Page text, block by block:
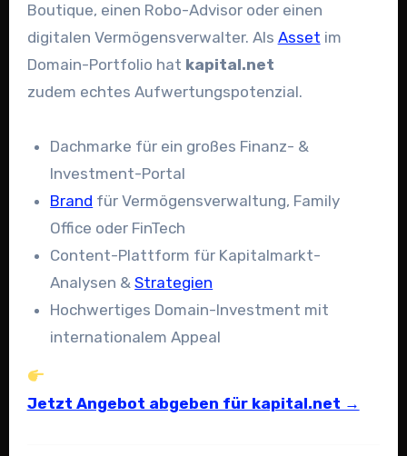
Boutique, einen Robo-Advisor oder einen
digitalen Vermögensverwalter. Als Asset im
Domain-Portfolio hat kapital.net
zudem echtes Aufwertungspotenzial.
Dachmarke für ein großes Finanz- &
Investment-Portal
Brand für Vermögensverwaltung, Family
Office oder FinTech
Content-Plattform für Kapitalmarkt-
Analysen &Strategien
Hochwertiges Domain-Investment mit
internationalem Appeal
Jetzt Angebot abgeben für kapital.net →